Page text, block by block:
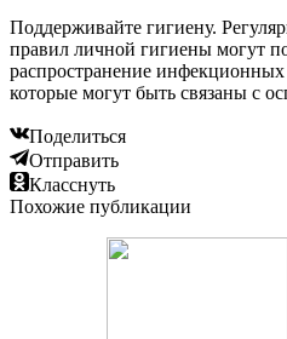
Поддерживайте гигиену.
правил личной гигиены могут
распространение инфекционных
которые могут быть связаны с
Поделиться
Отправить
Класснуть
Похожие публикации